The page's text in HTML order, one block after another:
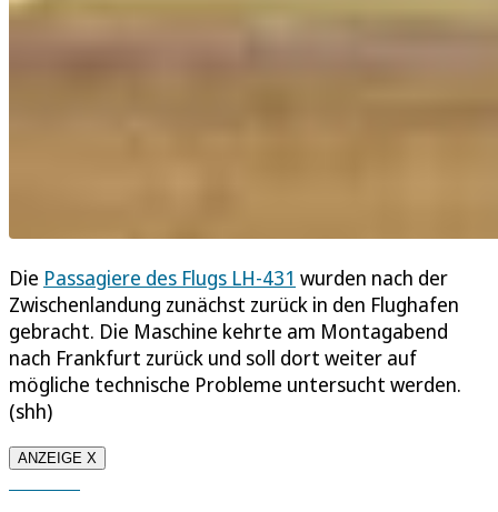
Die Passagiere des Flugs LH-431 wurden nach der
Zwischenlandung zunächst zurück in den Flughafen
gebracht. Die Maschine kehrte am Montagabend
nach Frankfurt zurück und soll dort weiter auf
mögliche technische Probleme untersucht werden.
(shh)
ANZEIGE X